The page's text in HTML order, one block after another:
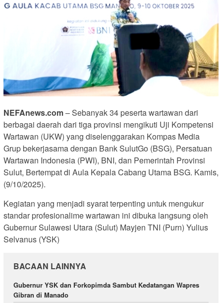
NEFAnews.com– Sebanyak 34 peserta wartawan dari
berbagai daerah dari tiga provinsi mengikuti Uji Kompetensi
Wartawan (UKW) yang diselenggarakan Kompas Media
Grup bekerjasama dengan Bank SulutGo (BSG), Persatuan
Wartawan Indonesia (PWI), BNI, dan Pemerintah Provinsi
Sulut, Bertempat di Aula Kepala Cabang Utama BSG. Kamis,
(9/10/2025).
Kegiatan yang menjadi syarat terpenting untuk mengukur
standar profesionalime wartawan ini dibuka langsung oleh
Gubernur Sulawesi Utara (Sulut) Mayjen TNI (Purn) Yulius
Selvanus (YSK)
BACAAN LAINNYA
Gubernur YSK dan Forkopimda Sambut Kedatangan Wapres
Gibran di Manado